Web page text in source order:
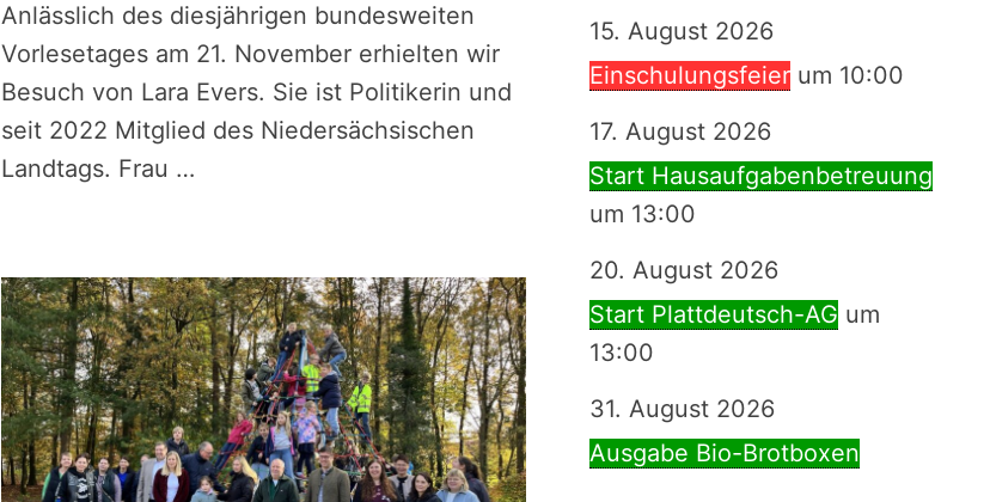
Anlässlich des diesjährigen bundesweiten
Vorlesetages am 21. November erhielten wir
Besuch von Lara Evers. Sie ist Politikerin und
seit 2022 Mitglied des Niedersächsischen
Landtags. Frau …
15. August 2026
Einschulungsfeier um 10:00
17. August 2026
Start Hausaufgabenbetreuung
um 13:00
20. August 2026
Start Plattdeutsch-AG um
13:00
31. August 2026
Ausgabe Bio-Brotboxen